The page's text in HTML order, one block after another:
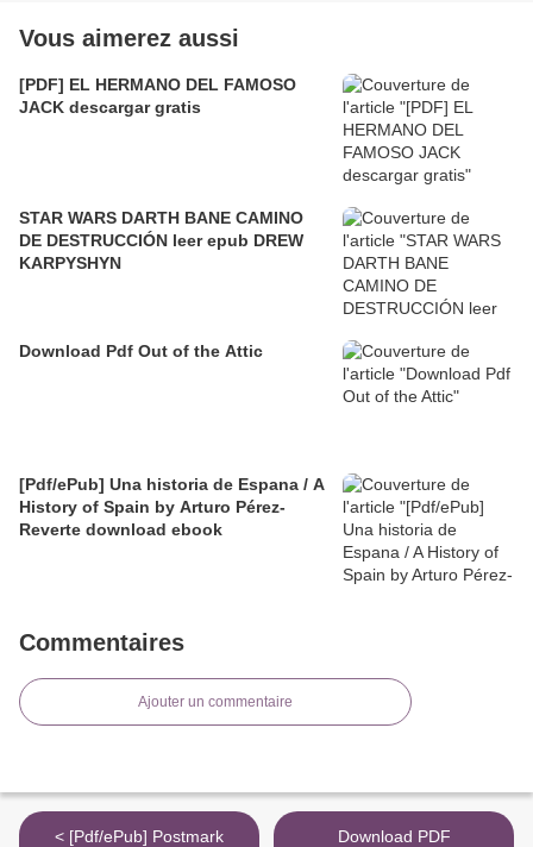
Vous aimerez aussi
[PDF] EL HERMANO DEL FAMOSO
JACK descargar gratis
STAR WARS DARTH BANE CAMINO
DE DESTRUCCIÓN leer epub DREW
KARPYSHYN
Download Pdf Out of the Attic
[Pdf/ePub] Una historia de Espana / A
History of Spain by Arturo Pérez-
Reverte download ebook
Commentaires
Ajouter un commentaire
< [Pdf/ePub] Postmark
Download PDF